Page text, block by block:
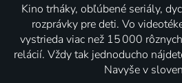
Kino trháky, obľúbené seriály,
rozprávky pre deti. Vo
vystrieda viac než 15 000
relácií. Vždy tak jednoducho
Navyše v